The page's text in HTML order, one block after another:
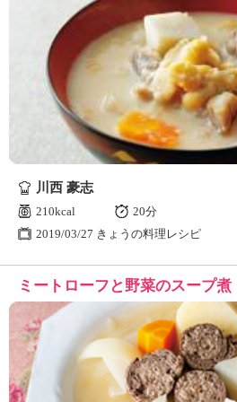
川西 豪志
210kcal
20分
2019/03/27 きょうの料理レシピ
ミートローフと野菜のスープ煮